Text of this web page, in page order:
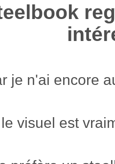
je n'ai encore
visuel est